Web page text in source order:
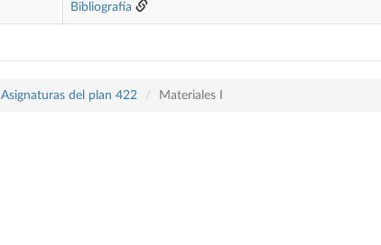
Bibliografía
Asignaturas del plan 422 Materiales I